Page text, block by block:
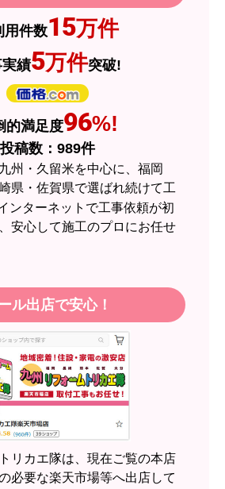
19:01
ズに注文できましたか？
や対応は適切でしたか？
品が届きましたか？
分なものでしたか？
利用したいですか？
】エアコン・クーラー 【注
05月頃（モバイルから）
選んだ理由は？】
しっかりやってくれそうだった
らいで届きましたか？】
メント】
用件数15万件
績5万件突破!
的満足度96%!
投稿数： 989件
州・久留米を中心に、福岡
県・佐賀県で選ばれ続けて工
ンターネットで工事依頼が初
安心して施工のプロにお任せ
ル出店で安心！
リカエ隊は、現在ご覧の本店
必要な楽天市場等へ出店して